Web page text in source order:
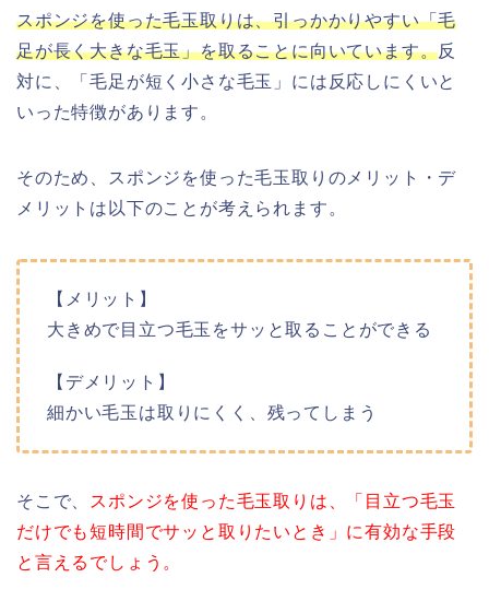
スポンジを使った毛玉取りは、引っかかりやすい「毛
足が長く大きな毛玉」を取ることに向いています。反
対に、「毛足が短く小さな毛玉」には反応しにくいと
いった特徴があります。
そのため、スポンジを使った毛玉取りのメリット・デ
メリットは以下のことが考えられます。
【メリット】
大きめで目立つ毛玉をサッと取ることができる
【デメリット】
細かい毛玉は取りにくく、残ってしまう
そこで、
スポンジを使った毛玉取りは、「目立つ毛玉
だけでも短時間でサッと取りたいとき」に有効な手段
と言えるでしょう。